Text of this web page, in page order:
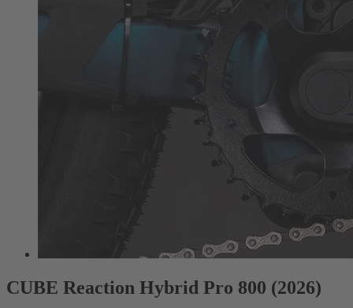
CUBE Reaction Hybrid Pro 800 (2026)